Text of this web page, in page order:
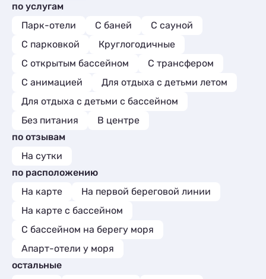
по услугам
Парк-отели
С баней
С сауной
С парковкой
Круглогодичные
С открытым бассейном
С трансфером
С анимацией
Для отдыха с детьми летом
Для отдыха с детьми с бассейном
Без питания
В центре
по отзывам
На сутки
по расположению
На карте
На первой береговой линии
На карте с бассейном
С бассейном на берегу моря
Апарт-отели у моря
остальные